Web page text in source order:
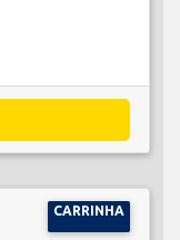
CARRINHA